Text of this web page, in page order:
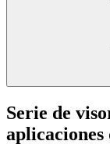
Serie de
aplicaciones